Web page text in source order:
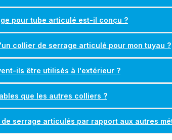
pour tube articulé est-il conçu ?
collier de serrage articulé pour mon tuyau ?
ils être utilisés à l'extérieur ?
que les autres colliers ?
serrage articulés par rapport aux autres